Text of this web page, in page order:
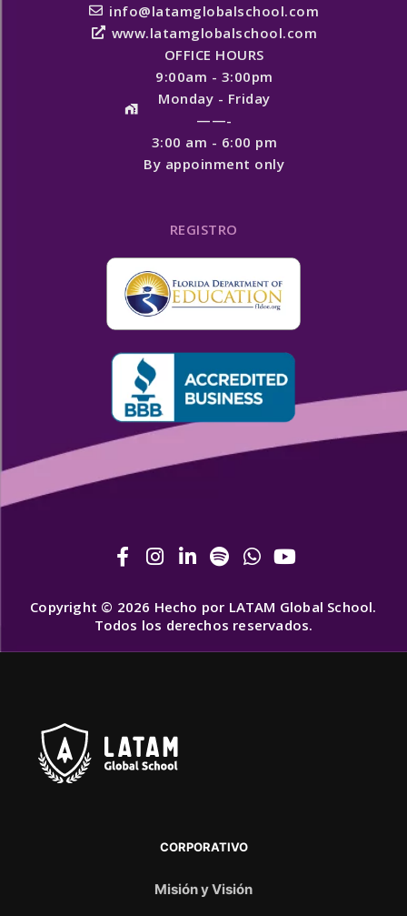
info@latamglobalschool.com
www.latamglobalschool.com
OFFICE HOURS
9:00am - 3:00pm
Monday - Friday
——-
3:00 am - 6:00 pm
By appoinment only
REGISTRO
Copyright © 2026 Hecho por LATAM Global School.
Todos los derechos reservados.
CORPORATIVO
Misión y Visión